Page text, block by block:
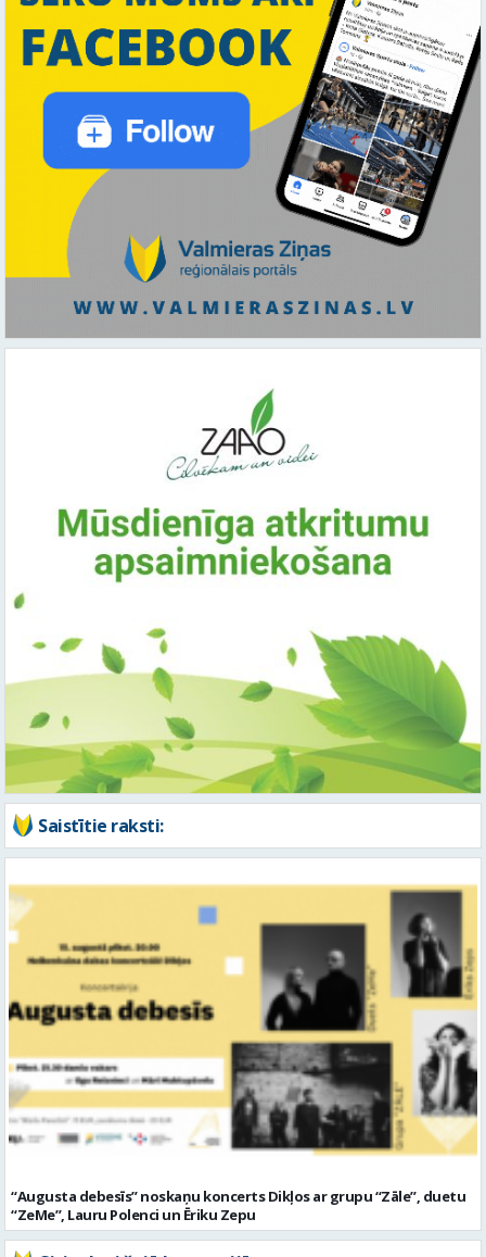
Saistītie raksti:
“Augusta debesīs” noskaņu koncerts Dikļos ar grupu “Zāle”, duetu
“ZeMe”, Lauru Polenci un Ēriku Zepu